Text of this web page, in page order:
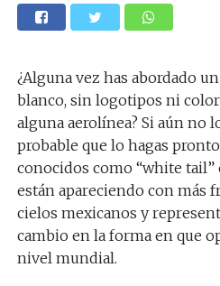
¿Alguna vez has abordado
blanco, sin logotipos ni
alguna aerolínea? Si aún no
probable que lo hagas pronto
conocidos como “white tail”
están apareciendo con más
cielos mexicanos y
cambio en la forma en que
nivel mundial.